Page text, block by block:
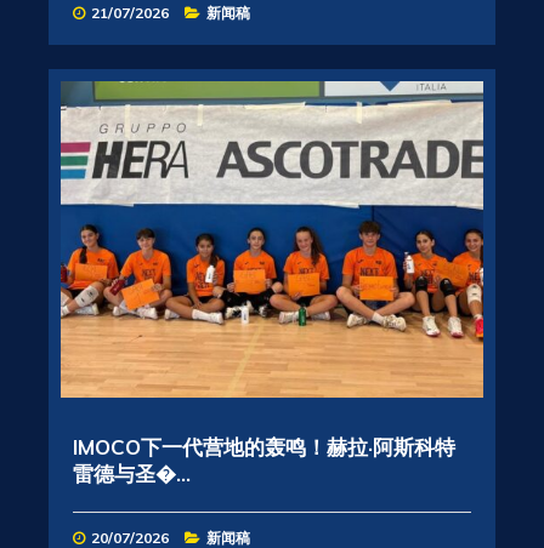
21/07/2026 新闻稿
IMOCO下一代营地的轰鸣！赫拉·阿斯科特
雷德与圣�...
20/07/2026 新闻稿